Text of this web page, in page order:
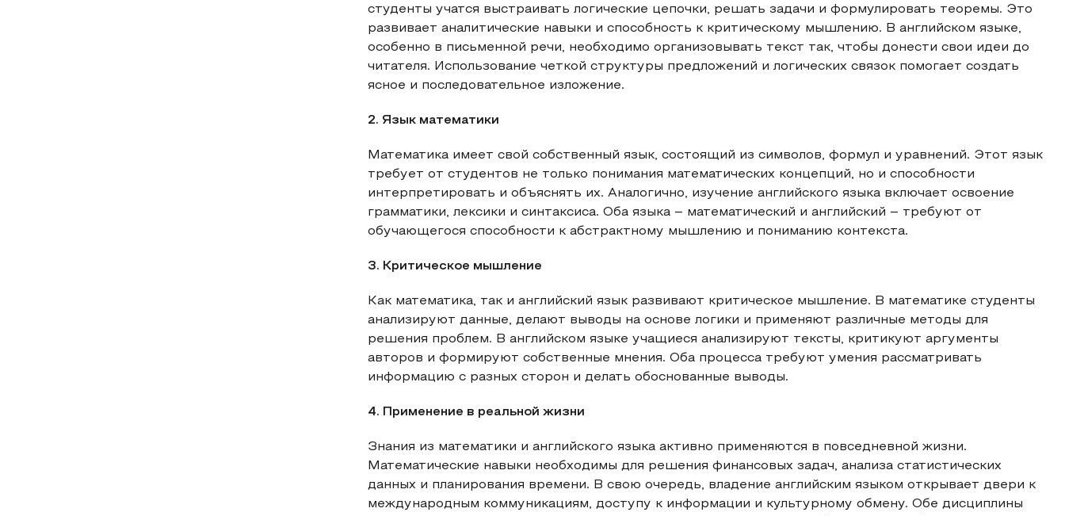
студенты учатся выстраивать логические цепочки, решать задачи и формулировать теоремы. Это
развивает аналитические навыки и способность к критическому мышлению. В английском языке,
особенно в письменной речи, необходимо организовывать текст так, чтобы донести свои идеи до
читателя. Использование четкой структуры предложений и логических связок помогает создать
ясное и последовательное изложение.
2. Язык математики
Математика имеет свой собственный язык, состоящий из символов, формул и уравнений. Этот язык
требует от студентов не только понимания математических концепций, но и способности
интерпретировать и объяснять их. Аналогично, изучение английского языка включает освоение
грамматики, лексики и синтаксиса. Оба языка – математический и английский – требуют от
обучающегося способности к абстрактному мышлению и пониманию контекста.
3. Критическое мышление
Как математика, так и английский язык развивают критическое мышление. В математике студенты
анализируют данные, делают выводы на основе логики и применяют различные методы для
решения проблем. В английском языке учащиеся анализируют тексты, критикуют аргументы
авторов и формируют собственные мнения. Оба процесса требуют умения рассматривать
информацию с разных сторон и делать обоснованные выводы.
4. Применение в реальной жизни
Знания из математики и английского языка активно применяются в повседневной жизни.
Математические навыки необходимы для решения финансовых задач, анализа статистических
данных и планирования времени. В свою очередь, владение английским языком открывает двери к
международным коммуникациям, доступу к информации и культурному обмену. Обе дисциплины